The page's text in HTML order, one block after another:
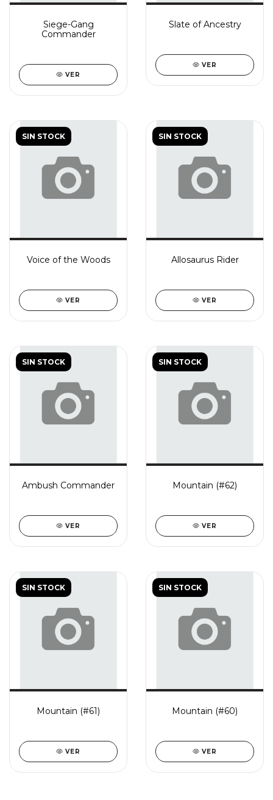
Siege-Gang
Commander
VER
Slate of Ancestry
VER
SIN STOCK
Voice of the Woods
VER
SIN STOCK
Allosaurus Rider
VER
SIN STOCK
Ambush Commander
VER
SIN STOCK
Mountain (#62)
VER
SIN STOCK
Mountain (#61)
VER
SIN STOCK
Mountain (#60)
VER